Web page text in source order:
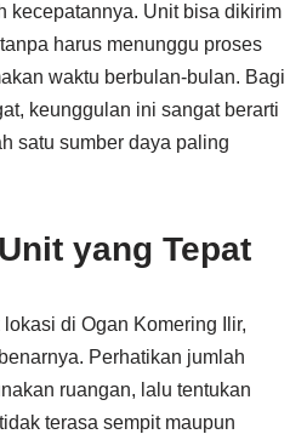
kecepatannya. Unit bisa dikirim
harus menunggu proses
waktu berbulan-bulan. Bagi
keunggulan ini sangat berarti
satu sumber daya paling
yang Tepat
di Ogan Komering Ilir,
Perhatikan jumlah
ruangan, lalu tentukan
terasa sempit maupun